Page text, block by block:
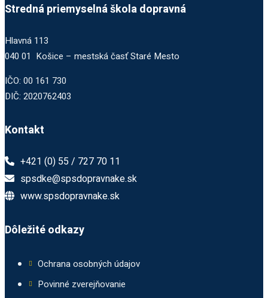
Stredná priemyselná škola dopravná
Hlavná 113
040 01 Košice – mestská časť Staré Mesto
IČO: 00 161 730
DIČ: 2020762403
Kontakt
+421 (0) 55 / 727 70 11
spsdke@spsdopravnake.sk
www.spsdopravnake.sk
Dôležité odkazy
Ochrana osobných údajov
Povinné zverejňovanie